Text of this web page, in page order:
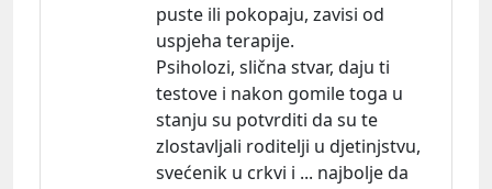
puste ili pokopaju, zavisi od
uspjeha terapije.
Psiholozi, slična stvar, daju ti
testove i nakon gomile toga u
stanju su potvrditi da su te
zlostavljali roditelji u djetinjstvu,
svećenik u crkvi i ... najbolje da